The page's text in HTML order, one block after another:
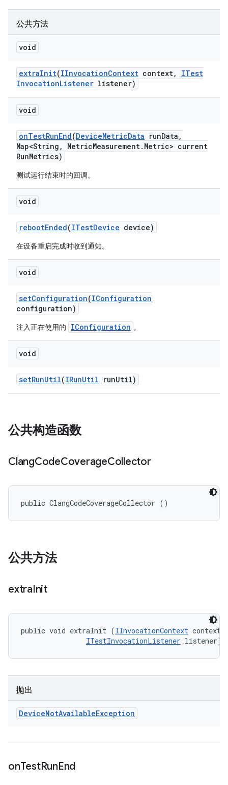
公共方法
void
extraInit(IInvocationContext context,
ITest
InvocationListener listener)
void
onTestRunEnd(DeviceMetricData runData ,
Map<String , MetricMeasurement. Metric> current
RunMetrics)
测试运行结束时的回调。
void
rebootEnded(ITestDevice device)
在设备重启完成时收到通知。
void
setConfiguration(IConfiguration
configuration)
注入正在使用的 IConfiguration 。
void
setRunUtil(IRunUtil runUtil)
公共构造函数
ClangCodeCoverageCollector
public ClangCodeCoverageCollector ()
公共方法
extraInit
public void extraInit (IInvocationContext
ITestInvocationListener listener)
抛出
DeviceNotAvailableException
onTestRunEnd